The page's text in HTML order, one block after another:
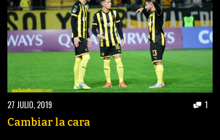
27 JULIO, 2019 1
Cambiar la cara